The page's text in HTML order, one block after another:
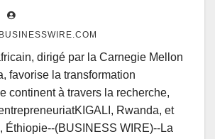
dirigé par la Carnegie Mellon
favorise la transformation
continent à travers la recherche,
Rwanda, et
Éthiopie--(BUSINESS WIRE)--La